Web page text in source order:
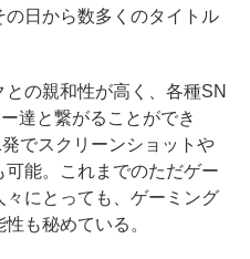
日から数多くのタイトル
の親和性が高く、各種SN
達と繋がることができ
でスクリーンショットや
能。これまでのただゲー
々にとっても、ゲーミング
も秘めている。